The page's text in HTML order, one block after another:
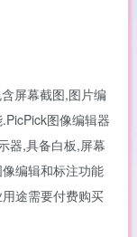
屏幕截图,图片编
图像编辑器
器,具备白板,屏幕
编辑和标注功能
途需要付费购买